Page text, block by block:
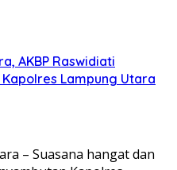
AKBP Raswidiati
Kapolres Lampung Utara
– Suasana hangat dan